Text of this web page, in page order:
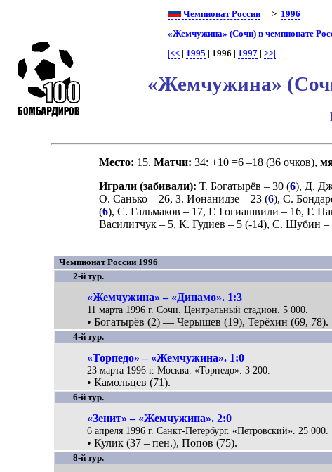
Чемпионат России —> 1996
«Жемчужина» (Сочи) в чемпионате
|<< | 1995 | 1996 | 1997 |>>|
«Жемчужина»
Место: 15. Матчи: 34: +10 =6 –18 (36 очков),
Играли (забивали): Т. Богатырёв – 30 (6), Д.
О. Санько– 26, З. Ионанидзе– 23 (6), С.
(6), С. Гальмаков – 17, Г. Гогиашвили – 16, Г.
Василитчук– 5, К. Гудиев – 5 (-14), С. Шубин –
Чемпионат России 1996
2-й тур.
«Жемчужина» – «Динамо». 1:3
11 марта 1996 г. Сочи. Центральный стадион. 5 000.
• Богатырёв (2) — Черышев (19), Терёхин (69, 78).
4-й тур.
«Торпедо» – «Жемчужина». 1:0
23 марта 1996 г. Москва. «Торпедо». 3 200.
• Камольцев (71).
6-й тур.
«Зенит» – «Жемчужина». 2:0
6 апреля 1996 г. Санкт-Петербург. «Петровский». 25 000.
• Кулик (37 – пен.), Попов (75).
8-й тур.